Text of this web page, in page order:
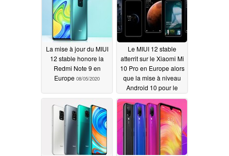
La mise à jour du MIUI
12 stable honore la
Redmi Note 9 en
Europe 08/05/2020
Le MIUI 12 stable
atterrit sur le Xiaomi Mi
10 Pro en Europe alors
que la mise à niveau
Android 10 pour le
Redmi 8 et Redmi 8A
commence au niveau
mondial08/05/2020